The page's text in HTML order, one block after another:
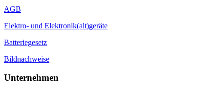
AGB
Elektro- und Elektronik(alt)geräte
Batteriegesetz
Bildnachweise
Unternehmen